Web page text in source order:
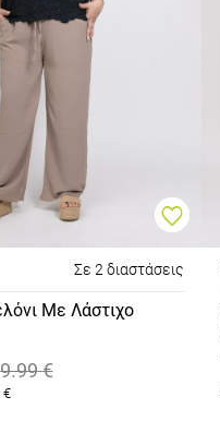
Σε 2 διαστάσεις
Με Λάστιχο
€
€